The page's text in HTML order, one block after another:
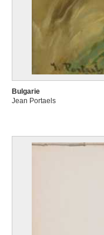
Bulgarie
Jean Portaels